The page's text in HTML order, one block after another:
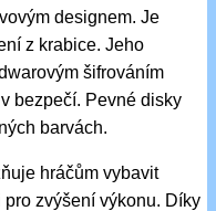
designem. Je
z krabice. Jeho
šifrováním
bezpečí. Pevné disky
barvách.
hráčům vybavit
zvýšení výkonu. Díky